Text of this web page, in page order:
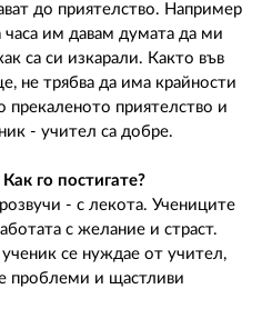
до приятелство. Например
часа им давам думата да ми
са си изкарали. Както във
не трябва да има крайности
прекаленото приятелство и
- учител са добре.
го постигате?
- с лекота. Учениците
с желание и страст.
се нуждае от учител,
проблеми и щастливи